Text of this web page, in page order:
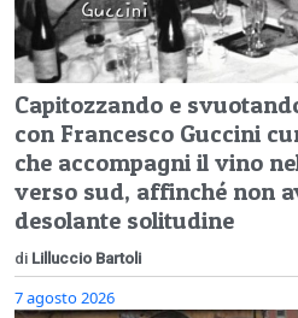
Capitozzando e
con Francesco Guccini
che accompagni il vino
verso sud, affinché non
desolante solitudine
di Lilluccio Bartoli
7 agosto 2026